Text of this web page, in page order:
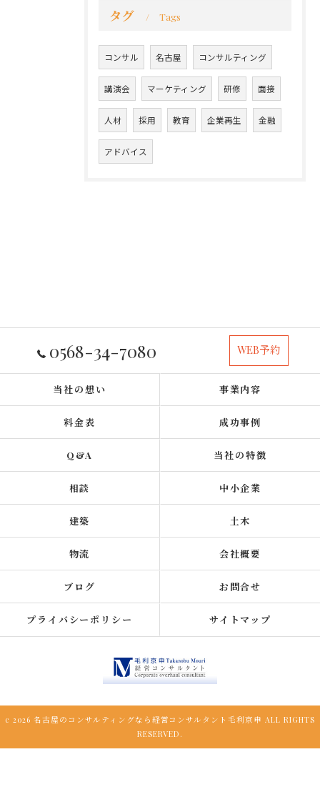
タグ Tags
コンサル 名古屋 コンサルティング
講演会 マーケティング 研修 面接
人材 採用 教育 企業再生 金融
アドバイス
0568-34-7080 WEB予約
当社の想い 事業内容
料金表 成功事例
Q&A 当社の特徴
相談 中小企業
建築 土木
物流 会社概要
ブログ お問合せ
プライバシーポリシー サイトマップ
c 2026 名古屋のコンサルティングなら経営コンサルタント毛利京申 ALL RIGHTS
RESERVED.